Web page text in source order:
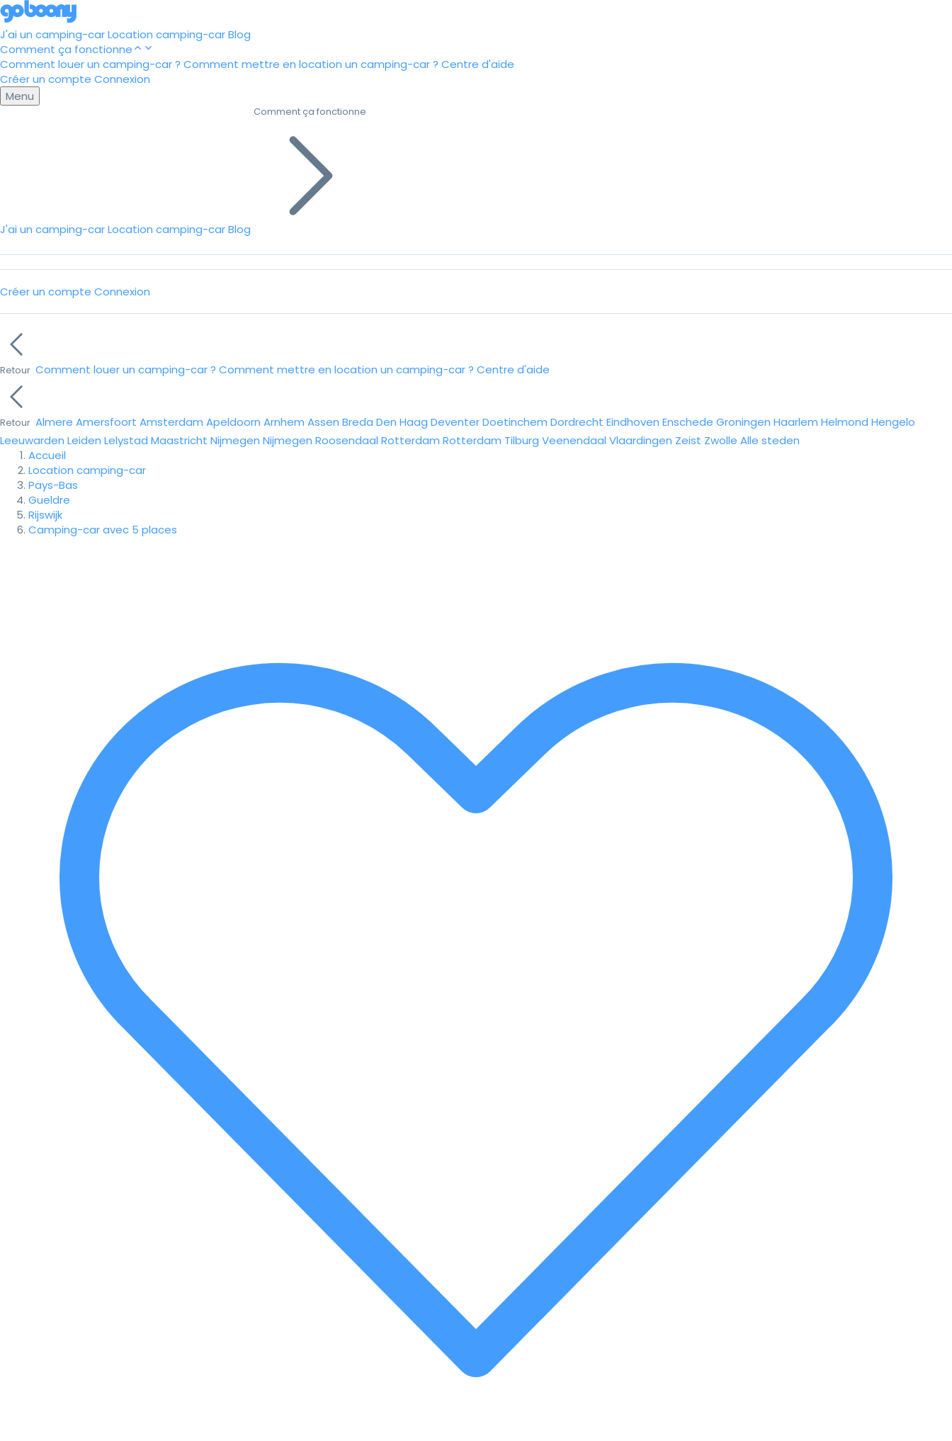
J'ai un camping-carLocation camping-carBlog
Comment ça fonctionne
Comment louer un camping-car ? Comment mettre en location un camping-car ? Centre d'aide
Créer un compte Connexion
Menu
J'ai un camping-carLocation camping-carBlog
Comment ça fonctionne
Créer un compte Connexion
Retour Comment louer un camping-car ? Comment mettre en location un camping-car ? Centre d'aide
Retour Almere Amersfoort Amsterdam Apeldoorn Arnhem Assen Breda Den Haag DeventerDoetinchem Dordrecht Eindhoven Enschede Groningen Haarlem Helmond Hengelo
Leeuwarden Leiden Lelystad Maastricht Nijmegen Nijmegen Roosendaal Rotterdam Rotterdam Tilburg Veenendaal Vlaardingen Zeist Zwolle Alle steden
Accueil
Location camping-car
Pays-Bas
Gueldre
Rijswijk
Camping-car avec 5 places